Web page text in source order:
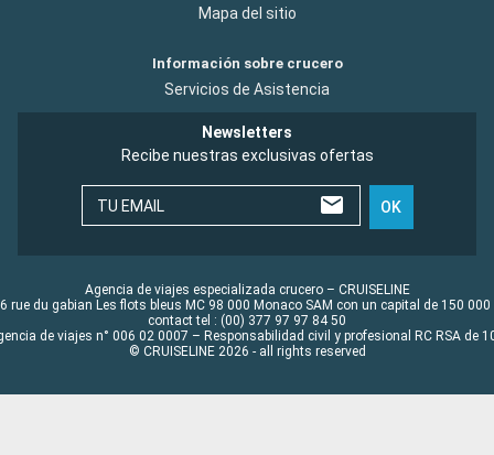
Mapa del sitio
Información sobre crucero
Servicios de Asistencia
Newsletters
Recibe nuestras exclusivas ofertas
TU EMAIL OK
Agencia de viajes especializada crucero – CRUISELINE
rue du gabian Les flots bleus MC 98 000 Monaco SAM con un capital de 150 000
contact tel : (00) 377 97 97 84 50
de viajes n° 006 02 0007 – Responsabilidad civil y profesional RC RSA de
© CRUISELINE 2026 - all rights reserved